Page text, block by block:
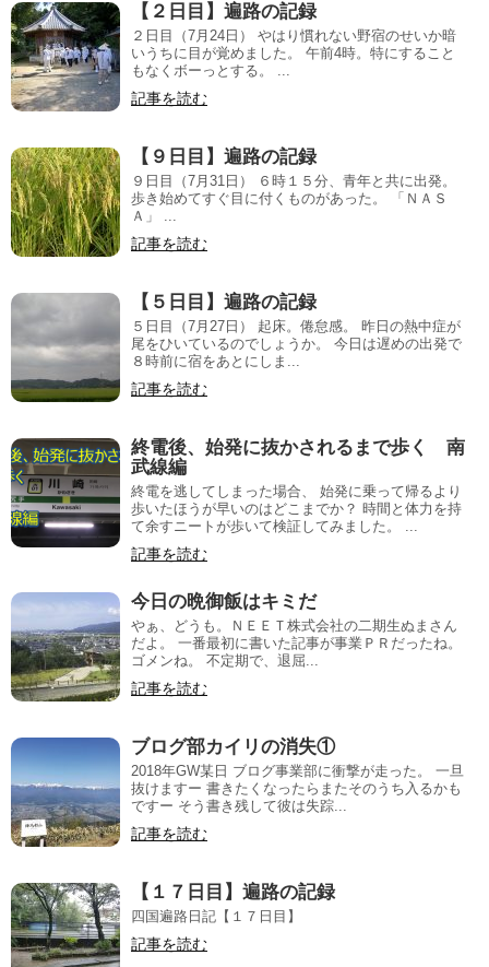
【２日目】遍路の記録
２日目（7月24日） やはり慣れない野宿のせいか暗
いうちに目が覚めました。 午前4時。特にすること
もなくボーっとする。 ...
記事を読む
【９日目】遍路の記録
９日目（7月31日） ６時１５分、青年と共に出発。
歩き始めてすぐ目に付くものがあった。 「ＮＡＳ
Ａ」 ...
記事を読む
【５日目】遍路の記録
５日目（7月27日） 起床。倦怠感。 昨日の熱中症が
尾をひいているのでしょうか。 今日は遅めの出発で
８時前に宿をあとにしま...
記事を読む
終電後、始発に抜かされるまで歩く 南
武線編
終電を逃してしまった場合、 始発に乗って帰るより
歩いたほうが早いのはどこまでか？ 時間と体力を持
て余すニートが歩いて検証してみました。 ...
記事を読む
今日の晩御飯はキミだ
やぁ、どうも。ＮＥＥＴ株式会社の二期生ぬまさん
だよ。 一番最初に書いた記事が事業ＰＲだったね。
ゴメンね。 不定期で、退屈...
記事を読む
ブログ部カイリの消失①
2018年GW某日 ブログ事業部に衝撃が走った。 一旦
抜けますー 書きたくなったらまたそのうち入るかも
ですー そう書き残して彼は失踪...
記事を読む
【１７日目】遍路の記録
四国遍路日記【１７日目】
記事を読む